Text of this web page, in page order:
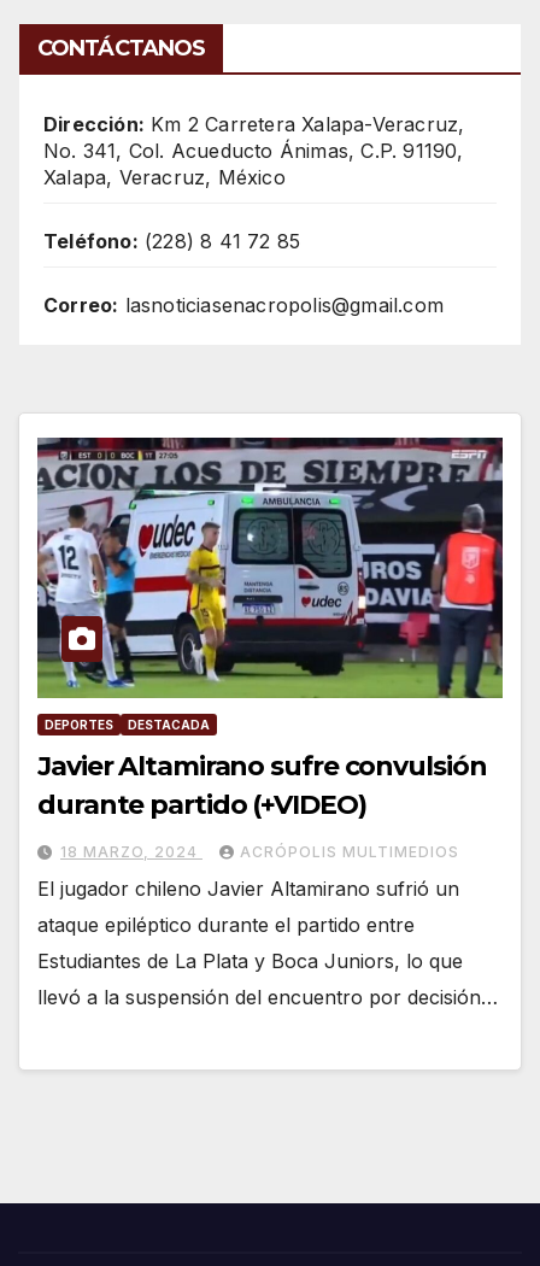
CONTÁCTANOS
Dirección: Km 2 Carretera Xalapa-Veracruz,
No. 341, Col. Acueducto Ánimas, C.P. 91190,
Xalapa, Veracruz, México
Teléfono: (228) 8 41 72 85
Correo: lasnoticiasenacropolis@gmail.com
DEPORTES DESTACADA
Javier Altamirano sufre convulsión
durante partido (+VIDEO)
18 MARZO, 2024 ACRÓPOLIS MULTIMEDIOS
El jugador chileno Javier Altamirano sufrió un
ataque epiléptico durante el partido entre
Estudiantes de La Plata y Boca Juniors, lo que
llevó a la suspensión del encuentro por decisión…